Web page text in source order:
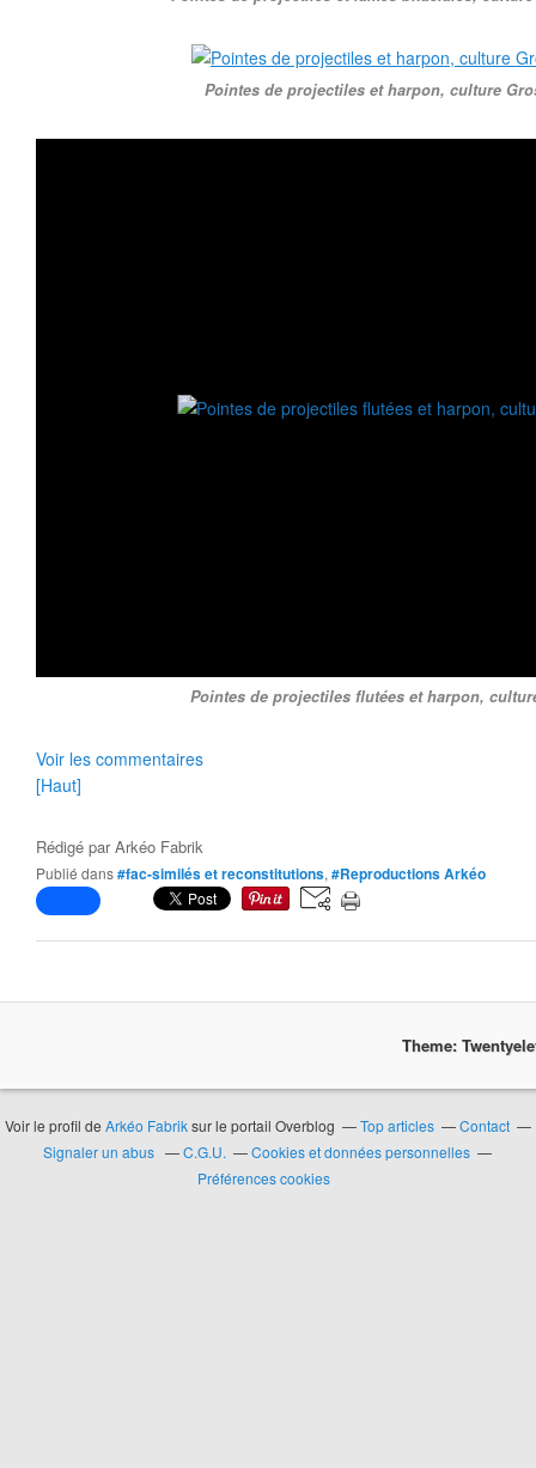
Pointes de projectiles et harpon, culture
Pointes de projectiles flutées et harpon,
Voir les commentaires
[Haut]
Rédigé parArkéo Fabrik
Publié dans#fac-similés et reconstitutions, #Reproductions Arkéo
Theme:
Voir le profil de Arkéo Fabriksur le portail Overblog Top articles
Contact
Signaler un abus
C.G.U.
Cookies et données personnelles
Préférences cookies